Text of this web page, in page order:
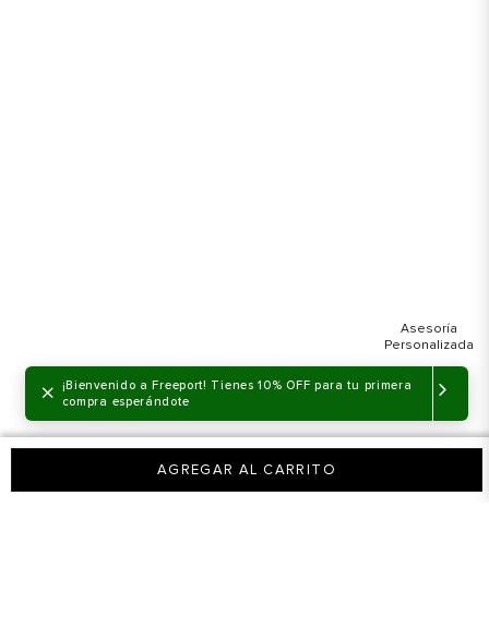
×
¡Bienvenido a Freeport! Tienes 10% OFF para tu primera
compra esperándote
AGREGAR AL CARRITO